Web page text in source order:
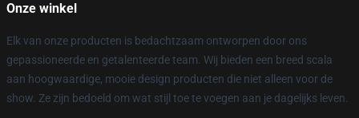
Onze winkel
Elk van onze producten is bedachtzaam ontworpen door ons
gepassioneerde en getalenteerde team. Wij bieden een breed scala
aan hoogwaardige, mooie design producten die niet alleen voor de
show. Ze zijn bedoeld om wat stijl toe te voegen aan je dagelijks leven.